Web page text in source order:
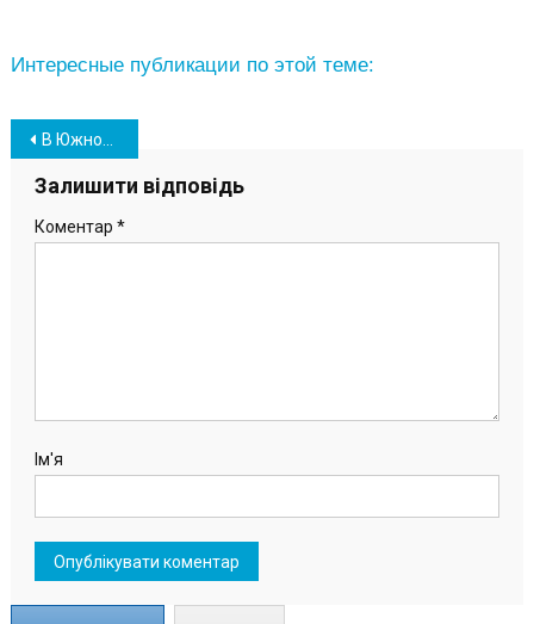
Интересные публикации по этой теме:
Навігація
записів
В Южном комиссия протестировала тренажеры спортплощадки, которую готовят к открытию
Залишити відповідь
Коментар *
Ім'я